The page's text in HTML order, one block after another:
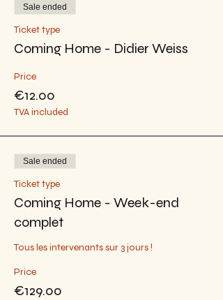
Sale ended
Ticket type
Coming Home - Didier Weiss
Price
€12.00
TVA included
Sale ended
Ticket type
Coming Home - Week-end
complet
Tous les intervenants sur 3 jours !
Price
€129.00